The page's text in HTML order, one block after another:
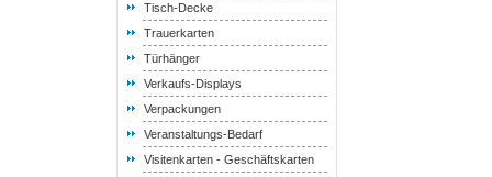
Tisch-Decke
Trauerkarten
Türhänger
Verkaufs-Displays
Verpackungen
Veranstaltungs-Bedarf
Visitenkarten - Geschäftskarten